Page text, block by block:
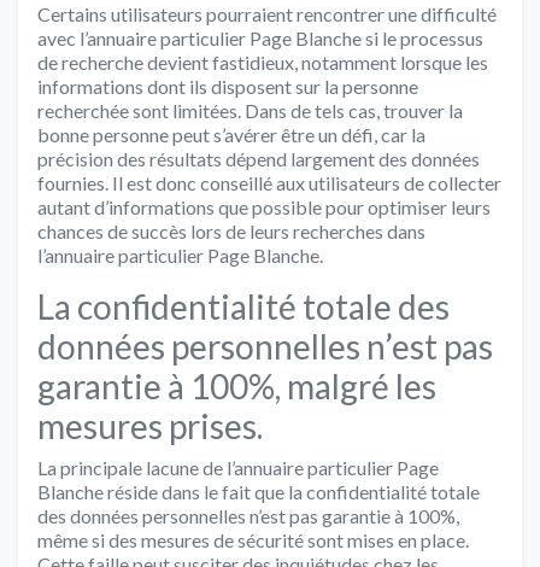
Certains utilisateurs pourraient rencontrer une difficulté
avec l’annuaire particulier Page Blanche si le processus
de recherche devient fastidieux, notamment lorsque les
informations dont ils disposent sur la personne
recherchée sont limitées. Dans de tels cas, trouver la
bonne personne peut s’avérer être un défi, car la
précision des résultats dépend largement des données
fournies. Il est donc conseillé aux utilisateurs de collecter
autant d’informations que possible pour optimiser leurs
chances de succès lors de leurs recherches dans
l’annuaire particulier Page Blanche.
La confidentialité totale des
données personnelles n’est pas
garantie à 100%, malgré les
mesures prises.
La principale lacune de l’annuaire particulier Page
Blanche réside dans le fait que la confidentialité totale
des données personnelles n’est pas garantie à 100%,
même si des mesures de sécurité sont mises en place.